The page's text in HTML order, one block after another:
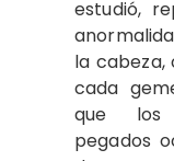
estudió,
la cabeza,
cada
que los
pegados